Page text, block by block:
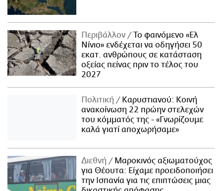
Περιβάλλον
Το φαινόμενο «Ελ
Νίνιο» ενδέχεται να οδηγήσει 50
εκατ. ανθρώπους σε κατάσταση
οξείας πείνας πριν το τέλος του
2027
Πολιτική
Καρυστιανού: Κοινή
ανακοίνωση 22 πρώην στελεχών
του κόμματός της - «Γνωρίζουμε
καλά γιατί αποχωρήσαμε»
Διεθνή
Μαροκινός αξιωματούχος
για Θέουτα: Είχαμε προειδοποιήσει
την Ισπανία για τις επιπτώσεις μιας